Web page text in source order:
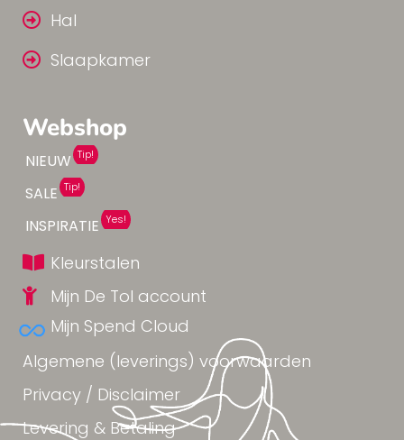
Webshop
NIEUW Tip!
SALE Tip!
INSPIRATIE Yes!
Kleurstalen
Mijn De Tol account
Mijn Spend Cloud
Algemene (leverings) voorwaarden
Privacy / Disclaimer
Levering & Betaling
Hal
Slaapkamer